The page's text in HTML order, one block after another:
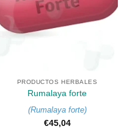
PRODUCTOS HERBALES
Rumalaya forte
(Rumalaya forte)
€45,04